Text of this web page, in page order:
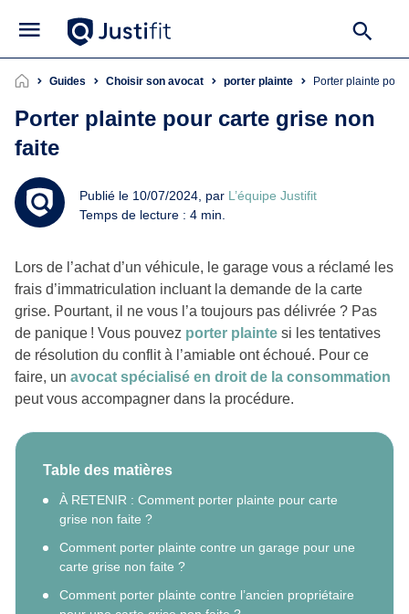
Guides Choisir son avocat porter plainte Porter plainte
Porter plainte pour carte grise non
faite
Publié le 10/07/2024, par L’équipe Justifit
Temps de lecture : 4 min.
Lors de l’achat d’un véhicule, le garage vous a réclamé les
frais d’immatriculation incluant la demande de la carte
grise. Pourtant, il ne vous l’a toujours pas délivrée ? Pas
de panique ! Vous pouvez porter plainte si les tentatives
de résolution du conflit à l’amiable ont échoué. Pour ce
faire, un avocat spécialisé en droit de la consommation
peut vous accompagner dans la procédure.
Table des matières
À RETENIR : Comment porter plainte pour carte
grise non faite ?
Comment porter plainte contre un garage pour une
carte grise non faite ?
Comment porter plainte contre l’ancien propriétaire